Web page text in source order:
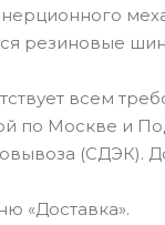
резиновые
всем
по Москве и
(СДЭК).
«Доставка».